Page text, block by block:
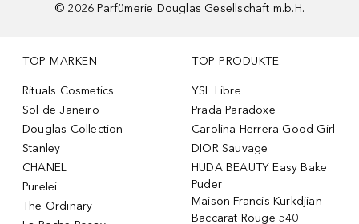
© 2026 Parfümerie Douglas Gesellschaft m.b.H.
TOP MARKEN
Rituals Cosmetics
Sol de Janeiro
Douglas Collection
Stanley
CHANEL
Purelei
The Ordinary
TOP PRODUKTE
YSL Libre
Prada Paradoxe
Carolina Herrera Good Girl
DIOR Sauvage
HUDA BEAUTY Easy Bake
Puder
Maison Francis Kurkdjian
Baccarat Rouge 540